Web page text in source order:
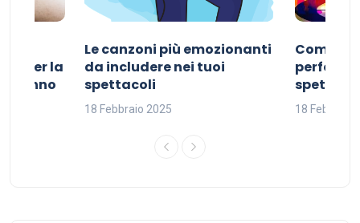
per la
sonno
Le canzoni più emozionanti
da includere nei tuoi
spettacoli
18 Febbraio 2025
Come
perfetta
18 Febbraio